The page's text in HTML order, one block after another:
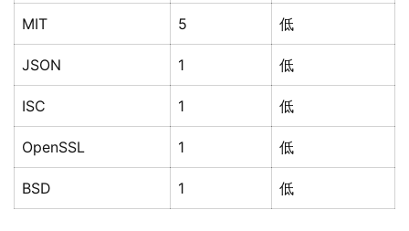
MIT 5 低
JSON 1 低
ISC 1 低
OpenSSL 1 低
BSD 1 低